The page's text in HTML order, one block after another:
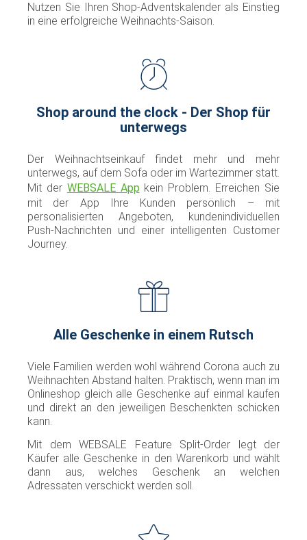
Nutzen Sie Ihren Shop-Adventskalender als Einstieg
in eine erfolgreiche Weihnachts-Saison.
Shop around the clock - Der Shop für
unterwegs
Der Weihnachtseinkauf findet mehr und mehr
unterwegs, auf dem Sofa oder im Wartezimmer statt.
Mit der WEBSALE App kein Problem. Erreichen Sie
mit der App Ihre Kunden persönlich – mit
personalisierten Angeboten, kundenindividuellen
Push-Nachrichten und einer intelligenten Customer
Journey.
Alle Geschenke in einem Rutsch
Viele Familien werden wohl während Corona auch zu
Weihnachten Abstand halten. Praktisch, wenn man im
Onlineshop gleich alle Geschenke auf einmal kaufen
und direkt an den jeweiligen Beschenkten schicken
kann.
Mit dem WEBSALE Feature Split-Order legt der
Käufer alle Geschenke in den Warenkorb und wählt
dann aus, welches Geschenk an welchen
Adressaten verschickt werden soll.